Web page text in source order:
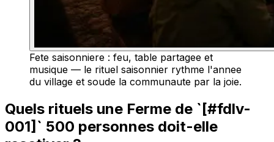
Fete saisonniere : feu, table partagee et
musique — le rituel saisonnier rythme l'annee
du village et soude la communaute par la joie.
Quels rituels une Ferme de `[#fdlv-
001]` 500 personnes doit-elle